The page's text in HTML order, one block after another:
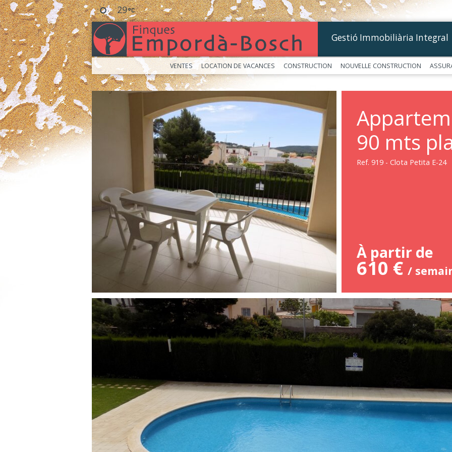
29
Gestió Immobiliària Integral
VENTES LOCATION DE VACANCES CONSTRUCTION NOUVELLE CONSTRUCTION
90 mts
Ref. 919 - Clota Petita E-24
À partir de
610 € /